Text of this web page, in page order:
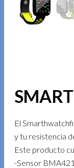
El
y tu resistencia
Este producto
-Sensor BMA421